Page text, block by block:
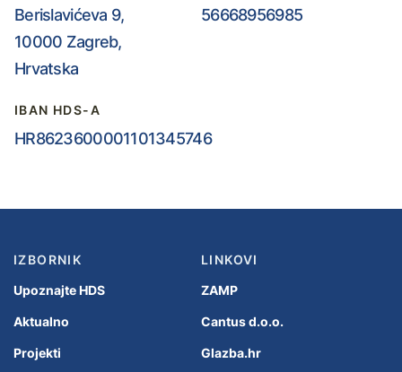
Berislavićeva 9,
10000 Zagreb,
Hrvatska
56668956985
IBAN HDS-A
HR8623600001101345746
IZBORNIK
Upoznajte HDS
Aktualno
Projekti
LINKOVI
ZAMP
Cantus d.o.o.
Glazba.hr